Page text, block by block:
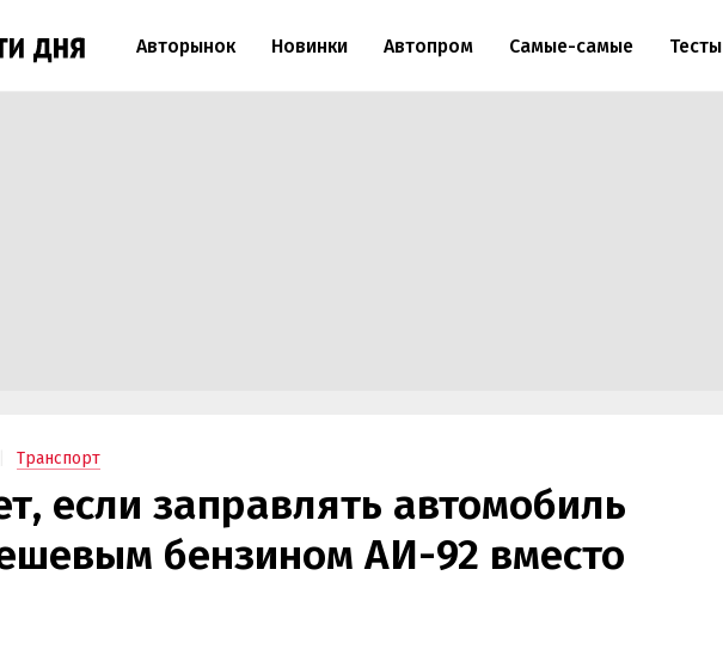
Авторынок Новинки Автопром Самые-самые Тесты
Транспорт
если заправлять автомобиль
бензином АИ-92 вместо